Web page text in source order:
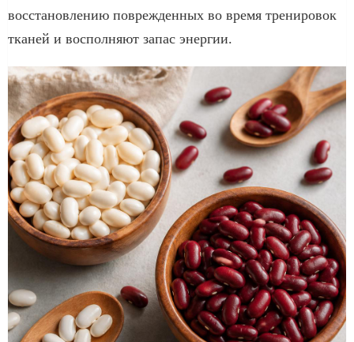
восстановлению поврежденных во время тренировок
тканей и восполняют запас энергии.